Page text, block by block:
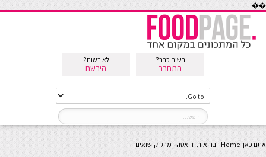
��
רשום כבר?
התחבר
לא רשום?
הירשם
אתם כאן: Home
-בריאות ודיאטה - מרק קישואים